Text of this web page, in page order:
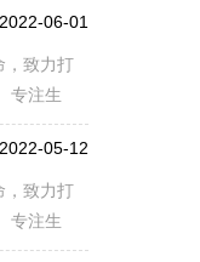
，致力打
专注生
素和特殊
产、安装
2022-06-01
，致力打
专注生
素和特殊
2022-05-12